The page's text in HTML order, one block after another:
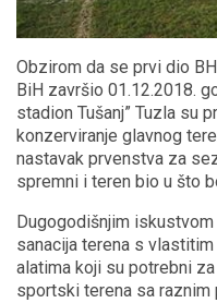
Obzirom da se prvi dio
BiH završio 01.12.2018.
stadion Tušanj” Tuzla su
konzerviranje glavnog
nastavak prvenstva za
spremni i teren bio u što
Dugogodišnjim
sanacija terena s
alatima koji su potrebni
sportski terena sa raznim